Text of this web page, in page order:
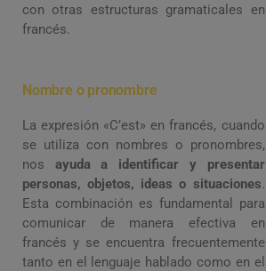
con otras estructuras gramaticales en
francés.
Nombre o pronombre
La expresión «C’est» en francés, cuando
se utiliza con nombres o pronombres,
nos ayuda a identificar y presentar
personas, objetos, ideas o situaciones.
Esta combinación es fundamental para
comunicar de manera efectiva en
francés y se encuentra frecuentemente
tanto en el lenguaje hablado como en el